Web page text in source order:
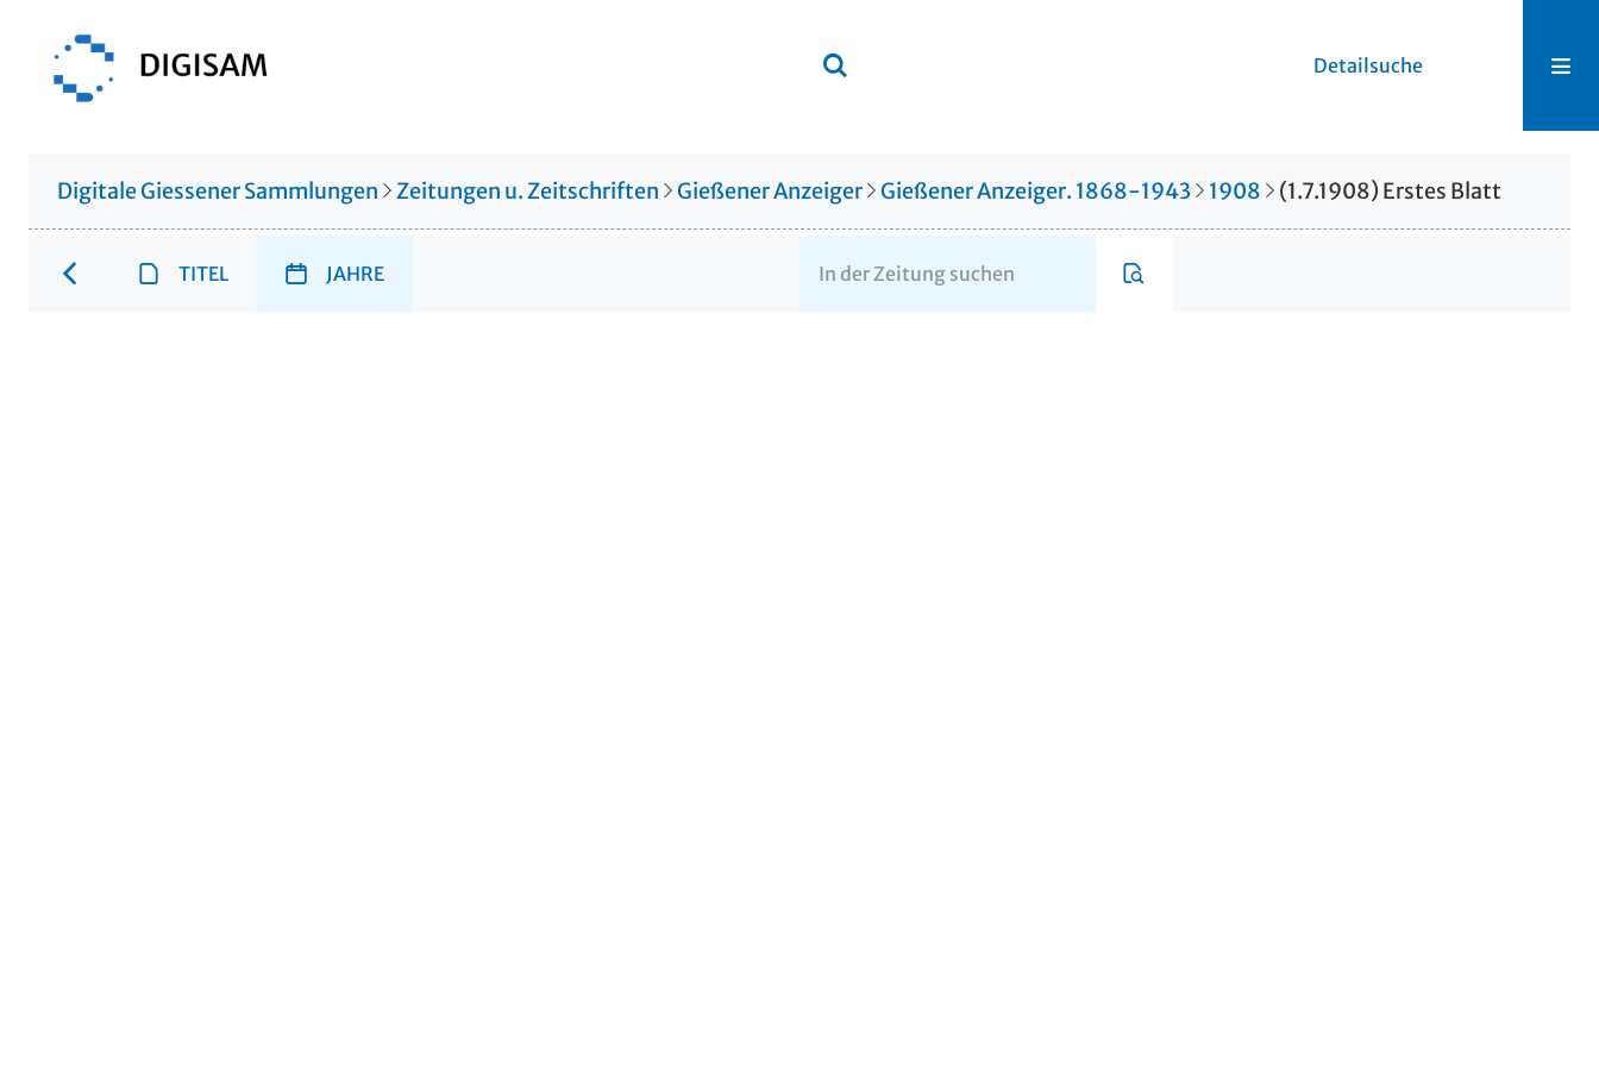
Detailsuche
Digitale Giessener Sammlungen Zeitungen u. Zeitschriften Gießener Anzeiger Gießener Anzeiger. 1868-1943 1908 (1.7.1908) Erstes Blatt
TITEL JAHRE